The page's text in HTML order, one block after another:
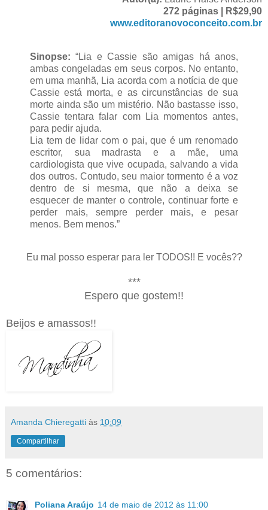
272 páginas | R$29,90
www.editoranovoconceito.com.br
Sinopse: “Lia e Cassie são amigas há anos,
ambas congeladas em seus corpos. No entanto,
em uma manhã, Lia acorda com a notícia de que
Cassie está morta, e as circunstâncias de sua
morte ainda são um mistério. Não bastasse isso,
Cassie tentara falar com Lia momentos antes,
para pedir ajuda.
Lia tem de lidar com o pai, que é um renomado
escritor, sua madrasta e a mãe, uma
cardiologista que vive ocupada, salvando a vida
dos outros. Contudo, seu maior tormento é a voz
dentro de si mesma, que não a deixa se
esquecer de manter o controle, continuar forte e
perder mais, sempre perder mais, e pesar
menos. Bem menos.”
Eu mal posso esperar para ler TODOS!! E vocês??
***
Espero que gostem!!
Beijos e amassos!!
Amanda Chieregatti às 10:09
Compartilhar
5 comentários:
Poliana Araújo 14 de maio de 2012 às 11:00